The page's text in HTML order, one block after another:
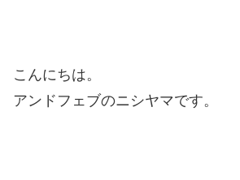
こんにちは。
アンドフェブのニシヤマです。